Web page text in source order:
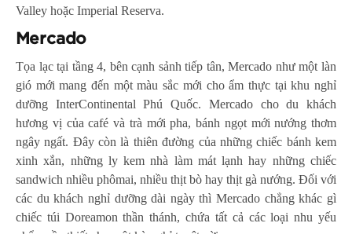
Valley hoặc Imperial Reserva.
Mercado
Tọa lạc tại tầng 4, bên cạnh sảnh tiếp tân, Mercado như một làn
gió mới mang đến một màu sắc mới cho ẩm thực tại khu nghỉ
dưỡng InterContinental Phú Quốc. Mercado cho du khách
hương vị của café và trà mới pha, bánh ngọt mới nướng thơm
ngây ngất. Đây còn là thiên đường của những chiếc bánh kem
xinh xắn, những ly kem nhà làm mát lạnh hay những chiếc
sandwich nhiều phômai, nhiều thịt bò hay thịt gà nướng. Đối với
các du khách nghỉ dưỡng dài ngày thì Mercado chẳng khác gì
chiếc túi Doreamon thần thánh, chứa tất cả các loại nhu yếu